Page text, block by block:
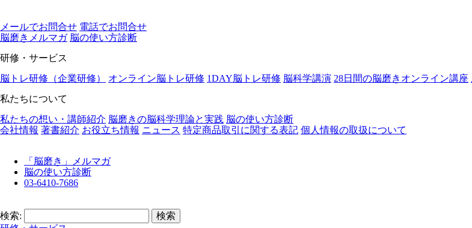
メールでお問合せ 電話でお問合せ
脳磨きメルマガ 脳の使い⽅診断
研修・サービス
脳トレ研修（企業研修）
オンライン脳トレ研修 1DAY脳トレ研修 脳科学講演 28日間の脳磨きオンライン講座
私たちについて
私たちの想い・講師紹介 脳磨きの脳科学理論と実践 脳の使い方診断
会社情報 著書紹介 お役立ち情報 ニュース 特定商品取引に関する表記 個人情報の取扱について
「脳磨き」メルマガ
脳の使い方診断
03-6410-7686
検索: